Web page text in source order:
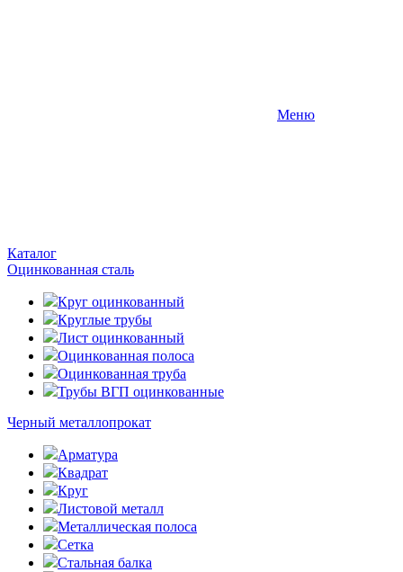
Меню
Каталог
Оцинкованная сталь
Круг оцинкованный
Круглые трубы
Лист оцинкованный
Оцинкованная полоса
Оцинкованная труба
Трубы ВГП оцинкованные
Черный металлопрокат
Арматура
Квадрат
Круг
Листовой металл
Металлическая полоса
Сетка
Стальная балка